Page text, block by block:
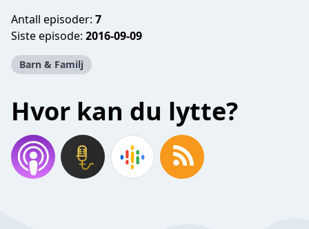
Antall episoder: 7
Siste episode: 2016-09-09
Barn & Familj
Hvor kan du lytte?